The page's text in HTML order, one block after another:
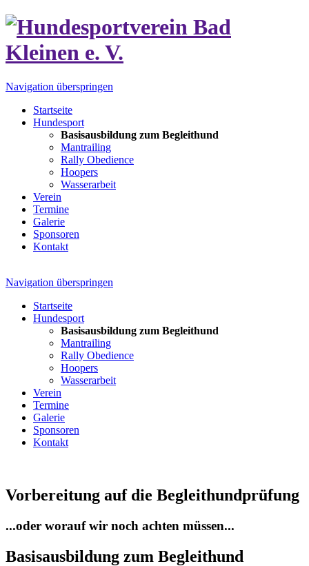
Navigation überspringen
Startseite
Hundesport
Basisausbildung zum Begleithund
Mantrailing
Rally Obedience
Hoopers
Wasserarbeit
Verein
Termine
Galerie
Sponsoren
Kontakt
Navigation überspringen
Startseite
Hundesport
Basisausbildung zum Begleithund
Mantrailing
Rally Obedience
Hoopers
Wasserarbeit
Verein
Termine
Galerie
Sponsoren
Kontakt
Vorbereitung auf die Begleithundprüfung
...oder worauf wir noch achten müssen...
Basisausbildung zum Begleithund